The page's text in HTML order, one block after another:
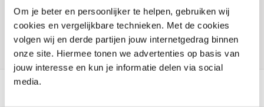
Om je beter en persoonlijker te helpen, gebruiken wij
cookies en vergelijkbare technieken. Met de cookies
volgen wij en derde partijen jouw internetgedrag binnen
onze site. Hiermee tonen we advertenties op basis van
jouw interesse en kun je informatie delen via social
media.
Check de voorraad eenvoudig en snel online
Aanvullende informatie